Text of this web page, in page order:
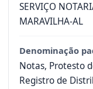
SERVIÇO
MARAVILHA-AL
Denominação
Notas, Protesto
Registro de